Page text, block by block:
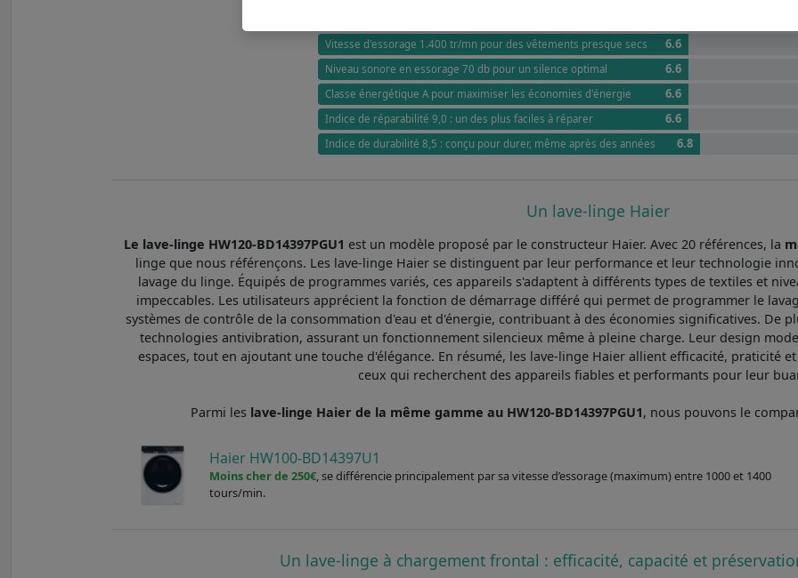
Vitesse d'essorage 1.400 tr/mn pour des vêtements presque secs 6.6
Niveau sonore en essorage 70 db pour un silence optimal 6.6
Classe énergétique A pour maximiser les économies d'énergie 6.6
Indice de réparabilité 9,0 : un des plus faciles à réparer 6.6
Indice de durabilité 8,5 : conçu pour durer, même après des années 6.8
Un lave-linge Haier
Le lave-linge HW120-BD14397PGU1 est un modèle proposé par le constructeur Haier. Avec 20 références, la
linge que nous référençons. Les lave-linge Haier se distinguent par leur performance et leur technologie
lavage du linge. Équipés de programmes variés, ces appareils s'adaptent à différents types de textiles et
impeccables. Les utilisateurs apprécient la fonction de démarrage différé qui permet de programmer le
systèmes de contrôle de la consommation d'eau et d'énergie, contribuant à des économies significatives. De
technologies antivibration, assurant un fonctionnement silencieux même à pleine charge. Leur design
espaces, tout en ajoutant une touche d'élégance. En résumé, les lave-linge Haier allient efficacité, praticité
ceux qui recherchent des appareils fiables et performants pour leur
Parmi les lave-linge Haier de la même gamme au HW120-BD14397PGU1, nous pouvons le
Haier HW100-BD14397U1
Moins cher de 250€, se différencie principalement par sa vitesse d’essorage (maximum) entre 1000 et 1400
tours/min.
Un lave-linge à chargement frontal : efficacité, capacité et